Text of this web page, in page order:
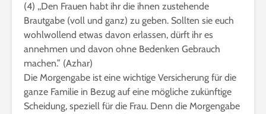
(4) ,,Den Frauen habt ihr die ihnen zustehende
Brautgabe (voll und ganz) zu geben. Sollten sie euch
wohlwollend etwas davon erlassen, dürft ihr es
annehmen und davon ohne Bedenken Gebrauch
machen.” (Azhar)
Die Morgengabe ist eine wichtige Versicherung für die
ganze Familie in Bezug auf eine mögliche zukünftige
Scheidung, speziell für die Frau. Denn die Morgengabe